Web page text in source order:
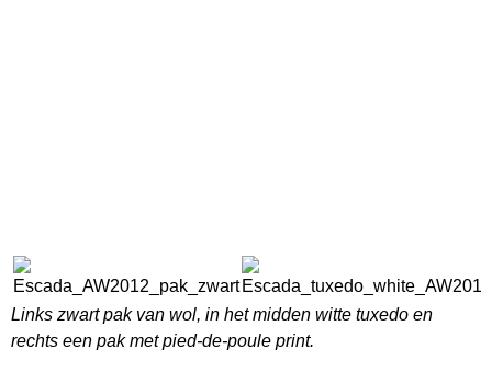
Links zwart pak van wol, in het midden witte tuxedo en
rechts een pak met pied-de-poule print.